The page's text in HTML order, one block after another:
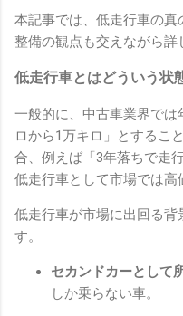
本記事では、低走行車の真
整備の観点も交えながら詳
低走行車とはどういう状
一般的に、中古車業界では
ロから1万キロ」とするこ
合、例えば「3年落ちで走
低走行車として市場では高
低走行車が市場に出回る背
す。
セカンドカーとして
しか乗らない車。